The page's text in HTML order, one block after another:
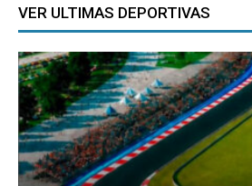
VER ULTIMAS DEPORTIVAS